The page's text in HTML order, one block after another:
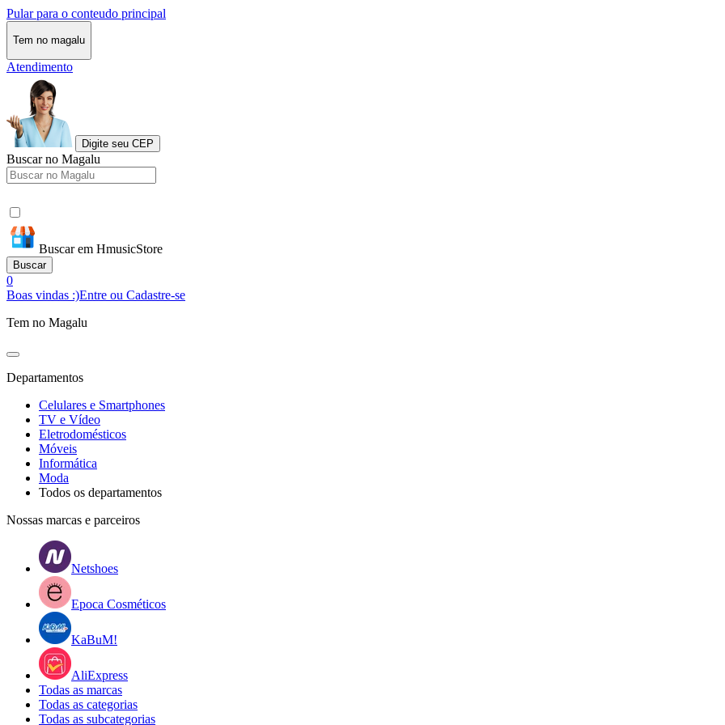
Pular para o conteudo principal
Tem no magalu
Atendimento
Digite seu CEP
Buscar no Magalu
Buscar em HmusicStore
Buscar
0
Boas vindas :)Entre ou Cadastre-se
Tem no Magalu
Departamentos
Celulares e Smartphones
TV e Vídeo
Eletrodomésticos
Móveis
Informática
Moda
Todos os departamentos
Nossas marcas e parceiros
Netshoes
Epoca Cosméticos
KaBuM!
AliExpress
Todas as marcas
Todas as categorias
Todas as subcategorias